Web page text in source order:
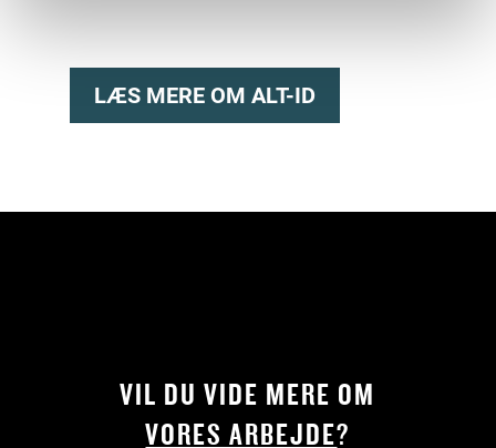
LÆS MERE OM ALT-ID
VIL DU VIDE MERE OM
VORES ARBEJDE?